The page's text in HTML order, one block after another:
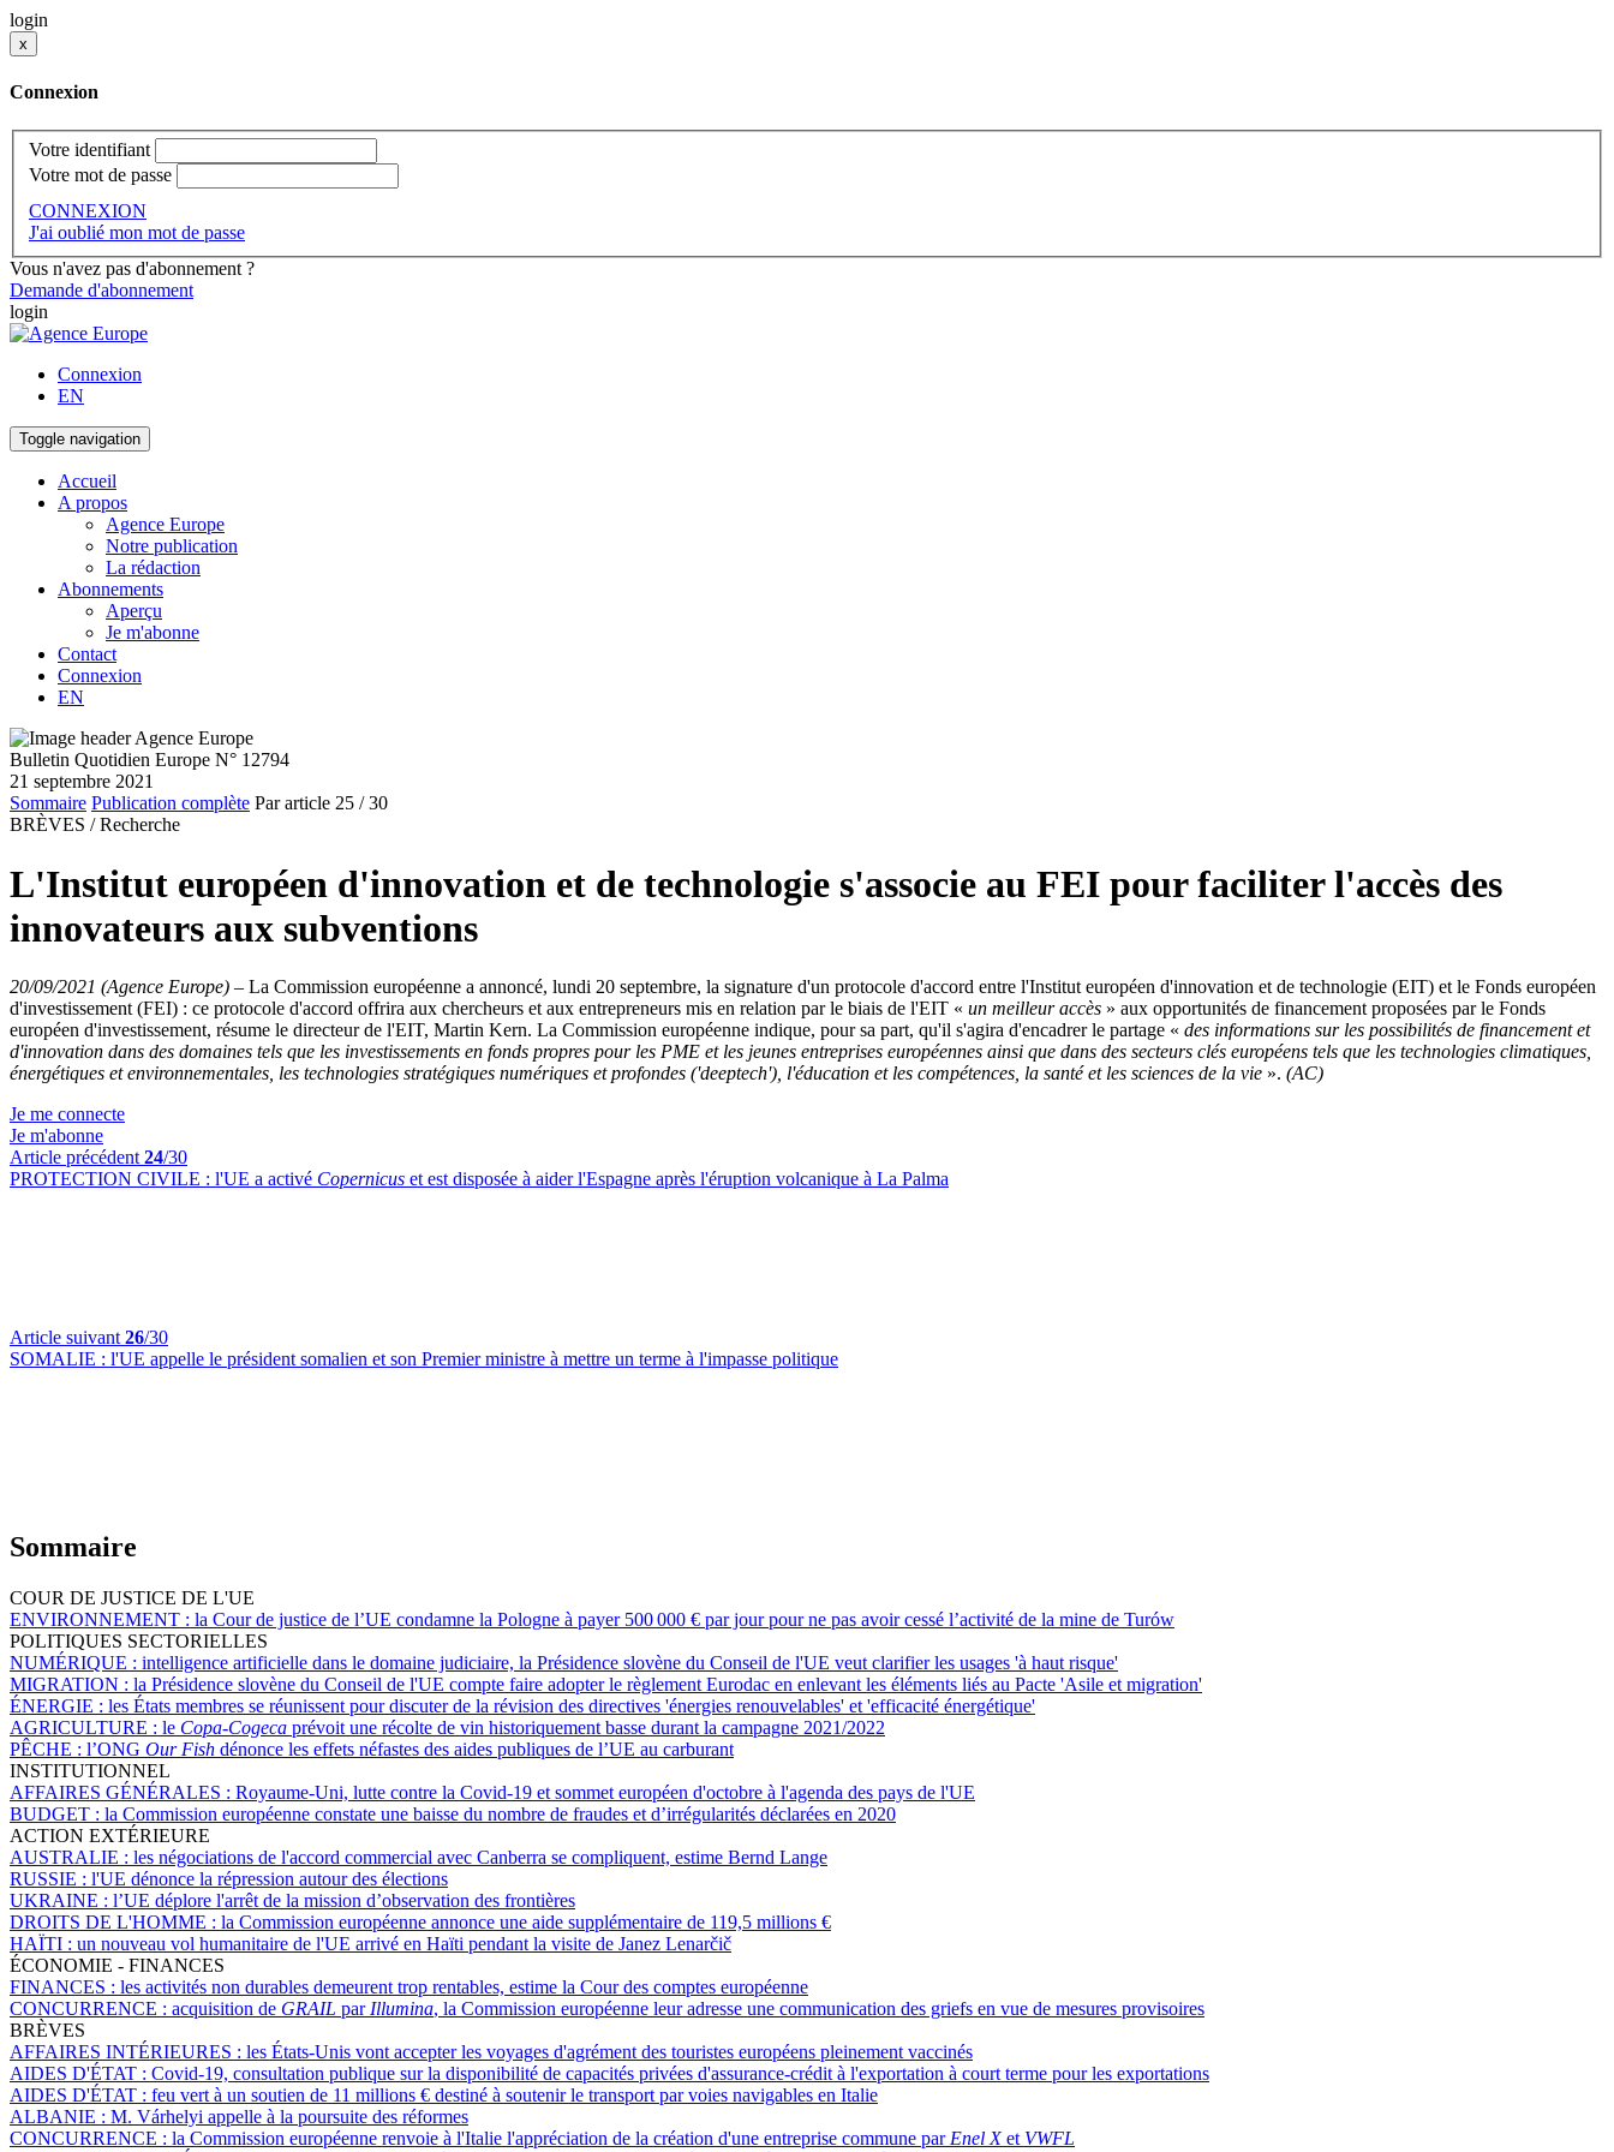
login
x
Connexion
Votre identifiant
Votre mot de passe
CONNEXION
J'ai oublié mon mot de passe
Vous n'avez pas d'abonnement ?
Demande d'abonnement
login
Connexion
EN
Toggle navigation
Accueil
A propos
Agence Europe
Notre publication
La rédaction
Abonnements
Aperçu
Je m'abonne
Contact
Connexion
EN
Bulletin Quotidien Europe N° 12794
21 septembre 2021
Sommaire Publication complète Par article 25 / 30
BRÈVES / Recherche
L'Institut européen d'innovation et de technologie s'associe au FEI pour faciliter l'accès des
innovateurs aux subventions
20/09/2021 (Agence Europe) – La Commission européenne a annoncé, lundi 20 septembre, la signature d'un protocole d'accord entre l'Institut européen d'innovation et de technologie (EIT) et le Fonds européen
d'investissement (FEI) : ce protocole d'accord offrira aux chercheurs et aux entrepreneurs mis en relation par le biais de l'EIT « un meilleur accès » aux opportunités de financement proposées par le Fonds
européen d'investissement, résume le directeur de l'EIT, Martin Kern. La Commission européenne indique, pour sa part, qu'il s'agira d'encadrer le partage « des informations sur les possibilités de financement et
d'innovation dans des domaines tels que les investissements en fonds propres pour les PME et les jeunes entreprises européennes ainsi que dans des secteurs clés européens tels que les technologies climatiques,
énergétiques et environnementales, les technologies stratégiques numériques et profondes ('deeptech'), l'éducation et les compétences, la santé et les sciences de la vie ». (AC)
Je me connecte
Je m'abonne
Article précédent 24/30
PROTECTION CIVILE : l'UE a activé Copernicus et est disposée à aider l'Espagne après l'éruption volcanique à La Palma
Article suivant 26/30
SOMALIE : l'UE appelle le président somalien et son Premier ministre à mettre un terme à l'impasse politique
Sommaire
COUR DE JUSTICE DE L'UE
ENVIRONNEMENT : la Cour de justice de l’UE condamne la Pologne à payer 500 000 € par jour pour ne pas avoir cessé l’activité de la mine de Turów
POLITIQUES SECTORIELLES
NUMÉRIQUE : intelligence artificielle dans le domaine judiciaire, la Présidence slovène du Conseil de l'UE veut clarifier les usages 'à haut risque'
MIGRATION : la Présidence slovène du Conseil de l'UE compte faire adopter le règlement Eurodac en enlevant les éléments liés au Pacte 'Asile et migration'
ÉNERGIE : les États membres se réunissent pour discuter de la révision des directives 'énergies renouvelables' et 'efficacité énergétique'
AGRICULTURE : le Copa-Cogeca prévoit une récolte de vin historiquement basse durant la campagne 2021/2022
PÊCHE : l’ONG Our Fish dénonce les effets néfastes des aides publiques de l’UE au carburant
INSTITUTIONNEL
AFFAIRES GÉNÉRALES : Royaume-Uni, lutte contre la Covid-19 et sommet européen d'octobre à l'agenda des pays de l'UE
BUDGET : la Commission européenne constate une baisse du nombre de fraudes et d’irrégularités déclarées en 2020
ACTION EXTÉRIEURE
AUSTRALIE : les négociations de l'accord commercial avec Canberra se compliquent, estime Bernd Lange
RUSSIE : l'UE dénonce la répression autour des élections
UKRAINE : l’UE déplore l'arrêt de la mission d’observation des frontières
DROITS DE L'HOMME : la Commission européenne annonce une aide supplémentaire de 119,5 millions €
HAÏTI : un nouveau vol humanitaire de l'UE arrivé en Haïti pendant la visite de Janez Lenarčič
ÉCONOMIE - FINANCES
FINANCES : les activités non durables demeurent trop rentables, estime la Cour des comptes européenne
CONCURRENCE : acquisition de GRAIL par Illumina, la Commission européenne leur adresse une communication des griefs en vue de mesures provisoires
BRÈVES
AFFAIRES INTÉRIEURES : les États-Unis vont accepter les voyages d'agrément des touristes européens pleinement vaccinés
AIDES D'ÉTAT : Covid-19, consultation publique sur la disponibilité de capacités privées d'assurance-crédit à l'exportation à court terme pour les exportations
AIDES D'ÉTAT : feu vert à un soutien de 11 millions € destiné à soutenir le transport par voies navigables en Italie
ALBANIE : M. Várhelyi appelle à la poursuite des réformes
CONCURRENCE : la Commission européenne renvoie à l'Italie l'appréciation de la création d'une entreprise commune par Enel Xet VWFL